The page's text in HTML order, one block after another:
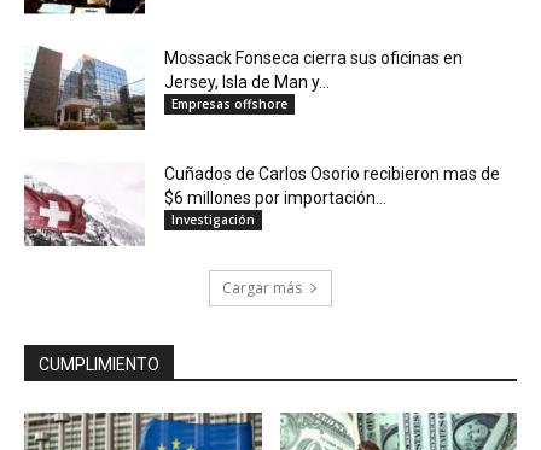
Mossack Fonseca cierra sus oficinas en
Jersey, Isla de Man y...
Empresas offshore
Cuñados de Carlos Osorio recibieron mas de
$6 millones por importación...
Investigación
Cargar más
CUMPLIMIENTO